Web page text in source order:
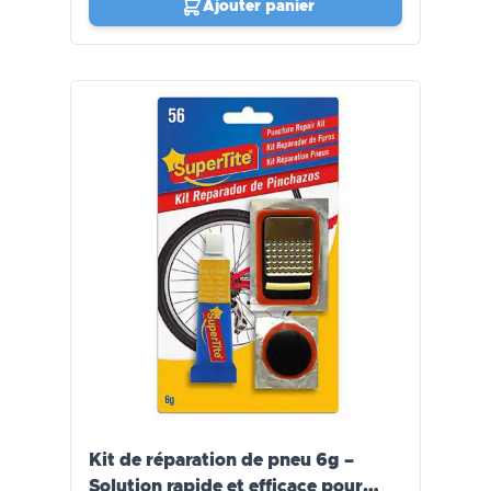
Ajouter panier
Kit de réparation de pneu 6g –
Solution rapide et efficace pour